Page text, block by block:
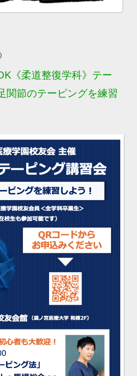
《柔道整復学科》テー
関節のテーピングを練習